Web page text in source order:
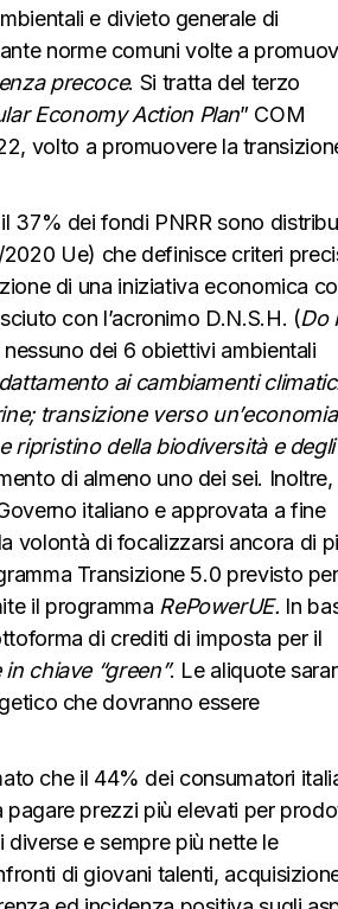
e divieto generale di
norme comuni volte a
precoce. Si tratta del terzo
Economy Action Plan” COM
volto a promuovere la
37% dei fondi PNRR sono
Ue) che definisce criteri
di una iniziativa economica
con l’acronimo D.N.S.H. (Do
dei 6 obiettivi ambientali
ai cambiamenti
transizione verso un’economia
ripristino della biodiversità e degli
di almeno uno dei sei. Inoltre,
italiano e approvata a fine
volontà di focalizzarsi ancora di
Transizione 5.0 previsto
il programma RePowerUE. In
di crediti di imposta per il
chiave “green”. Le aliquote
che dovranno essere
che il 44% dei consumatori
prezzi più elevati per
e sempre più nette le
di giovani talenti,